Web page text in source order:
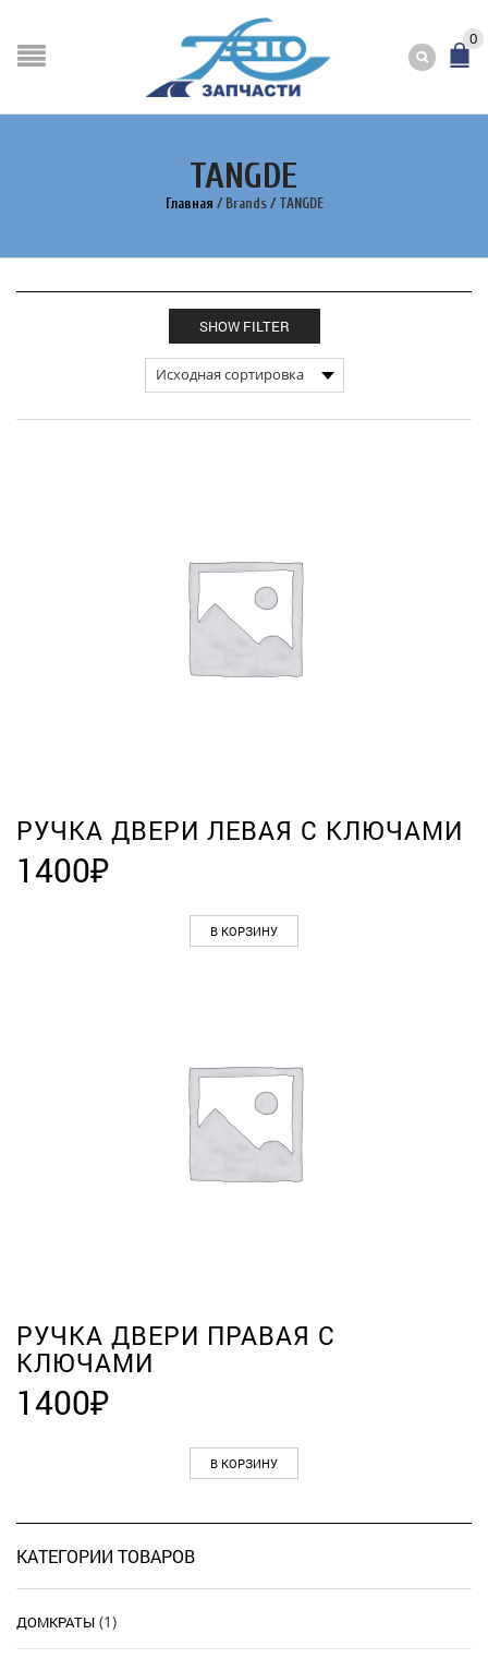
0
TANGDE
Главная / Brands / TANGDE
SHOW FILTER
РУЧКА ДВЕРИ ЛЕВАЯ С КЛЮЧАМИ
1400₽
В КОРЗИНУ
РУЧКА ДВЕРИ ПРАВАЯ С
КЛЮЧАМИ
1400₽
В КОРЗИНУ
КАТЕГОРИИ ТОВАРОВ
ДОМКРАТЫ (1)